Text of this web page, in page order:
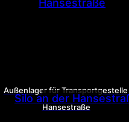
Außenlager für Transportgestelle
Hansestraße